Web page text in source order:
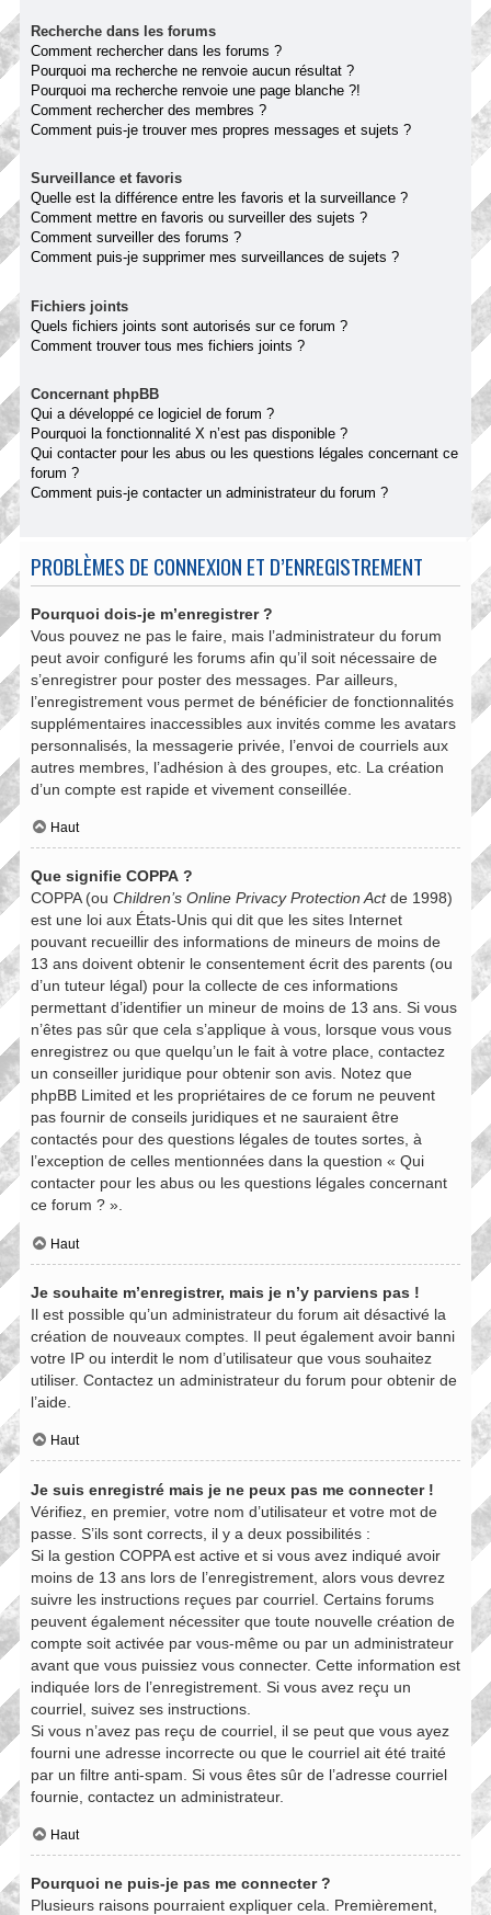
Recherche dans les forums
Comment rechercher dans les forums ?
Pourquoi ma recherche ne renvoie aucun résultat ?
Pourquoi ma recherche renvoie une page blanche ?!
Comment rechercher des membres ?
Comment puis-je trouver mes propres messages et sujets ?
Surveillance et favoris
Quelle est la différence entre les favoris et la surveillance ?
Comment mettre en favoris ou surveiller des sujets ?
Comment surveiller des forums ?
Comment puis-je supprimer mes surveillances de sujets ?
Fichiers joints
Quels fichiers joints sont autorisés sur ce forum ?
Comment trouver tous mes fichiers joints ?
Concernant phpBB
Qui a développé ce logiciel de forum ?
Pourquoi la fonctionnalité X n’est pas disponible ?
Qui contacter pour les abus ou les questions légales concernant ce
forum ?
Comment puis-je contacter un administrateur du forum ?
PROBLÈMES DE CONNEXION ET D’ENREGISTREMENT
Pourquoi dois-je m’enregistrer ?
Vous pouvez ne pas le faire, mais l’administrateur du forum
peut avoir configuré les forums afin qu’il soit nécessaire de
s’enregistrer pour poster des messages. Par ailleurs,
l’enregistrement vous permet de bénéficier de fonctionnalités
supplémentaires inaccessibles aux invités comme les avatars
personnalisés, la messagerie privée, l’envoi de courriels aux
autres membres, l’adhésion à des groupes, etc. La création
d’un compte est rapide et vivement conseillée.
Haut
Que signifie COPPA ?
COPPA (ou Children’s Online Privacy Protection Actde 1998)
est une loi aux États-Unis qui dit que les sites Internet
pouvant recueillir des informations de mineurs de moins de
13 ans doivent obtenir le consentement écrit des parents (ou
d’un tuteur légal) pour la collecte de ces informations
permettant d’identifier un mineur de moins de 13 ans. Si vous
n’êtes pas sûr que cela s’applique à vous, lorsque vous vous
enregistrez ou que quelqu’un le fait à votre place, contactez
un conseiller juridique pour obtenir son avis. Notez que
phpBB Limited et les propriétaires de ce forum ne peuvent
pas fournir de conseils juridiques et ne sauraient être
contactés pour des questions légales de toutes sortes, à
l’exception de celles mentionnées dans la question « Qui
contacter pour les abus ou les questions légales concernant
ce forum ? ».
Haut
Je souhaite m’enregistrer, mais je n’y parviens pas !
Il est possible qu’un administrateur du forum ait désactivé la
création de nouveaux comptes. Il peut également avoir banni
votre IP ou interdit le nom d’utilisateur que vous souhaitez
utiliser. Contactez un administrateur du forum pour obtenir de
l’aide.
Haut
Je suis enregistré mais je ne peux pas me connecter !
Vérifiez, en premier, votre nom d’utilisateur et votre mot de
passe. S’ils sont corrects, il y a deux possibilités :
Si la gestion COPPA est active et si vous avez indiqué avoir
moins de 13 ans lors de l’enregistrement, alors vous devrez
suivre les instructions reçues par courriel. Certains forums
peuvent également nécessiter que toute nouvelle création de
compte soit activée par vous-même ou par un administrateur
avant que vous puissiez vous connecter. Cette information est
indiquée lors de l’enregistrement. Si vous avez reçu un
courriel, suivez ses instructions.
Si vous n’avez pas reçu de courriel, il se peut que vous ayez
fourni une adresse incorrecte ou que le courriel ait été traité
par un filtre anti-spam. Si vous êtes sûr de l’adresse courriel
fournie, contactez un administrateur.
Haut
Pourquoi ne puis-je pas me connecter ?
Plusieurs raisons pourraient expliquer cela. Premièrement,